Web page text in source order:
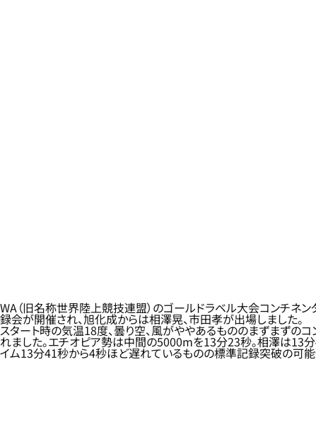
WA（旧名称世界陸上競技連盟）のゴールドラベル大会コンチ
録会が開催され、旭化成からは相澤晃、市田孝が出場しました。
スタート時の気温18度、曇り空、風がややあるもののまずまずの
れました。エチオピア勢は中間の5000mを13分23秒。相澤は13
イム13分41秒から4秒ほど遅れているものの標準記録突破の可